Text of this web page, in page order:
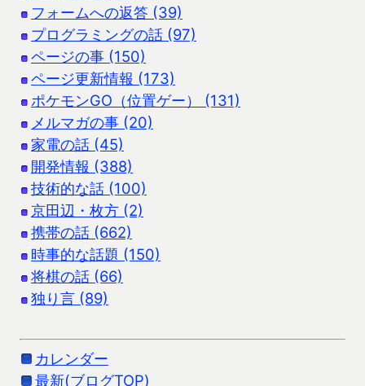
フォームへの返答 (39)
プログラミングの話 (97)
ページの事 (150)
ページ更新情報 (173)
ポケモンGO（位置ゲー） (131)
メルマガの事 (20)
家電の話 (45)
開発情報 (388)
技術的な話 (100)
京田辺・枚方 (2)
携帯の話 (662)
時事的な話題 (150)
将棋の話 (66)
独り言 (89)
カレンダー
最新(ブログTOP)